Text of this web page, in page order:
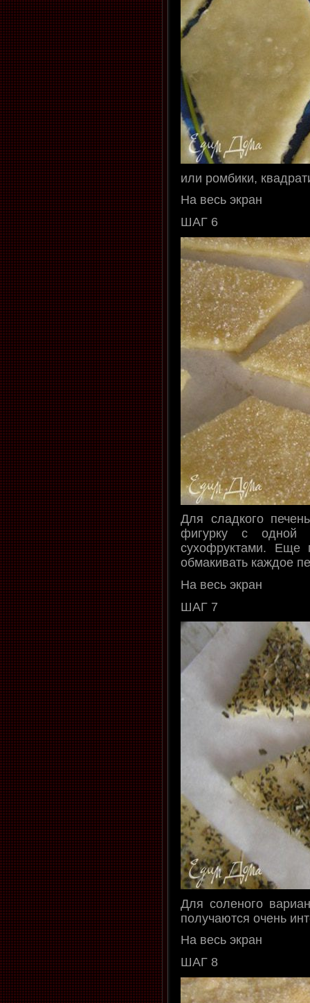
или ромбики,
На весь экран
ШАГ 6
Для сладкого
фигурку с одной
сухофруктами. Еще
обмакивать каждое
На весь экран
ШАГ 7
Для соленого
получаются очень
На весь экран
ШАГ 8